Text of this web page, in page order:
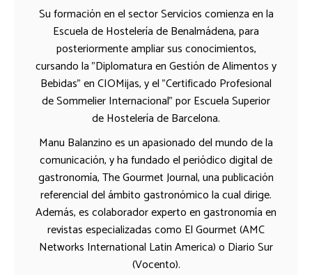
Su formación en el sector Servicios comienza en la
Escuela de Hostelería de Benalmádena, para
posteriormente ampliar sus conocimientos,
cursando la "Diplomatura en Gestión de Alimentos y
Bebidas" en CIOMijas, y el "Certificado Profesional
de Sommelier Internacional" por Escuela Superior
de Hostelería de Barcelona.
Manu Balanzino es un apasionado del mundo de la
comunicación, y ha fundado el periódico digital de
gastronomía, The Gourmet Journal, una publicación
referencial del ámbito gastronómico la cual dirige.
Además, es colaborador experto en gastronomía en
revistas especializadas como El Gourmet (AMC
Networks International Latin America) o Diario Sur
(Vocento).